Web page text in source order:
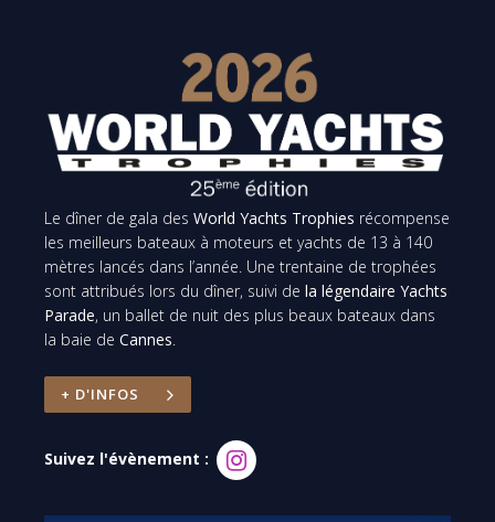
Le dîner de gala des World Yachts Trophies récompense
les meilleurs bateaux à moteurs et yachts de 13 à 140
mètres lancés dans l’année. Une trentaine de trophées
sont attribués lors du dîner, suivi de la légendaire Yachts
Parade, un ballet de nuit des plus beaux bateaux dans
la baie de Cannes.
+ D'INFOS
Suivez l'évènement :